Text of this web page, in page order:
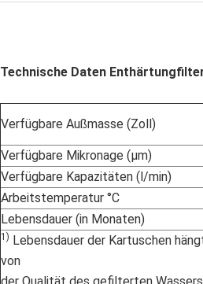
Technische Daten
Verfügbare Außmasse (Zoll)
Verfügbare Mikronage (µm)
Verfügbare Kapazitäten (l/min)
Arbeitstemperatur °C
Lebensdauer (in Monaten)
1) Lebensdauer der Kartuschen
von